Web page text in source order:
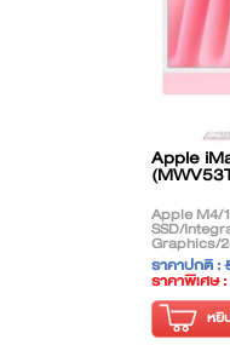
Apple
Apple M4/
SSD/
Graphics/
ราคาปกติ :
ราคาพิเศษ
( ราคาไม่รวม
หยิ